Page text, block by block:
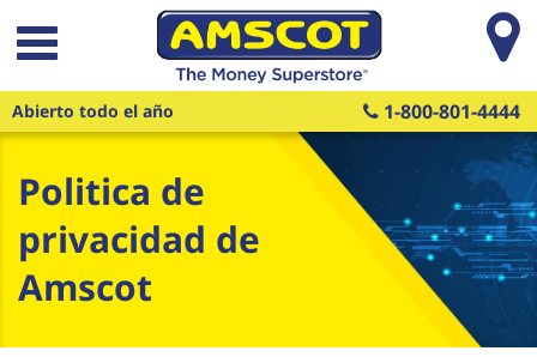
Saltar al contenido principal
Abierto todo el año 1-800-801-4444
Politica de
privacidad de
Amscot